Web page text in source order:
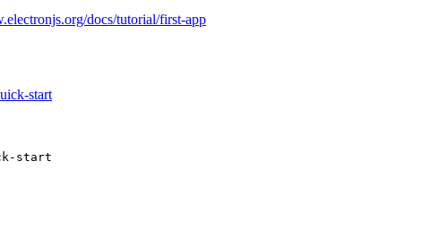
docs/tutorial/first-app
start
start